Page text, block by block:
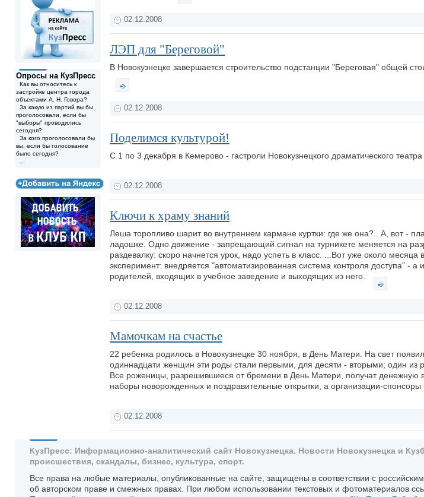
Опросы на КузПресс
Как вы относитесь к
застройке центра города
объектами А. Н. Говора?
За какую из партий вы бы
проголосовали, если бы
"выборы" проводились
сегодня?
За кого проголосовали бы
вы, если бы голосование
было сегодня?
02.12.2008
ЛЭП для "Береговой"
В Новокузнецке завершается строительство подстанции "Береговая" общей
02.12.2008
Поделимся культурой!
С 1 по 3 декабря в Кемерово - гастроли Новокузнецкого драматического театра
02.12.2008
Ключи к храму знаний
Леша торопливо шарит во внутреннем кармане куртки: где же она?.. А, вот -
ладошке. Одно движение - запрещающий сигнал на турникете меняется на
раздевалку: скоро начнется урок, надо успеть в класс. ...Вот уже около месяца
эксперимент: внедряется "автоматизированная система контроля доступа" - а
родителей, входящих в учебное заведение и выходящих из него.
02.12.2008
Мамочкам на счастье
22 ребенка родилось в Новокузнецке 30 ноября, в День Матери. На свет
одиннадцати женщин эти роды стали первыми, для десяти - вторыми; один из
Все роженицы, разрешившиеся от бремени в День Матери, получат денежную
наборы новорожденных и поздравительные открытки, а организации-
02.12.2008
КузПресс: Информационно-аналитический сайт Новокузнецка. Новости Новокузнецка и
происшествия, скандалы, бизнес, культура, спорт.
Все права на любые материалы, опубликованные на сайте, защищены в соответствии с
об авторском праве и смежных правах. При любом использовании текстовых и фотоматериалов